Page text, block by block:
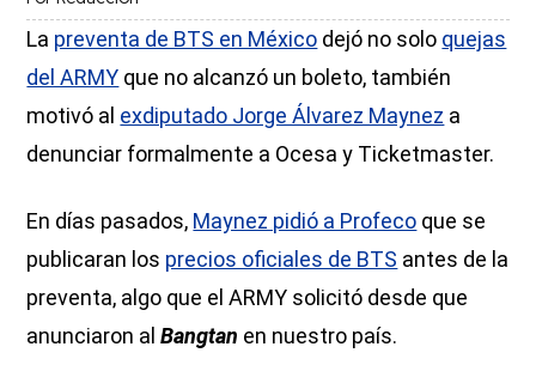
La preventa de BTS en México dejó no solo quejas
del ARMY que no alcanzó un boleto, también
motivó al exdiputado Jorge Álvarez Maynez a
denunciar formalmente a Ocesa y Ticketmaster.
En días pasados, Maynez pidió a Profeco que se
publicaran los precios oficiales de BTS antes de la
preventa, algo que el ARMY solicitó desde que
anunciaron alBangtan en nuestro país.